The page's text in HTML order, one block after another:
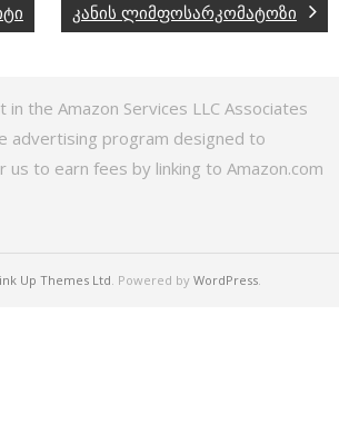
კანის ლიმფოსარკომატოზი
in the Amazon Services LLC Associates
advertising program designed to
us to earn fees by linking to Amazon.com
Up Themes Ltd. Powered by WordPress.